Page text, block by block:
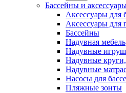
Бассейны и
Аксессуары для
Аксессуары для
Бассейны
Надувная мебель
Надувные
Надувные
Надувные
Насосы для
Пляжные зонты